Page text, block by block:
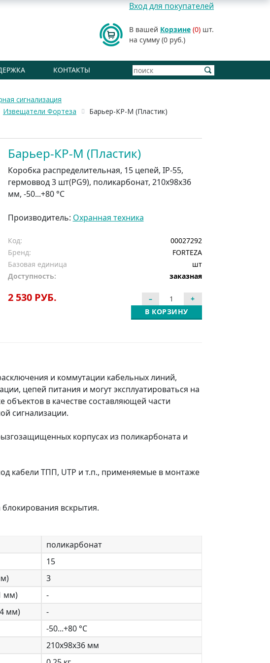
Вход для покупателей
В вашей Корзине (0) шт.
на сумму (0 руб.)
КОНТАКТЫ
сигнализация
Извещатели Фортеза Барьер-КР-М (Пластик)
Барьер-КР-М (Пластик)
Коробка распределительная, 15 цепей, IP-55,
гермоввод 3 шт(PG9), поликарбонат, 210х98х36
мм, -50...+80 °С
Производитель: Охранная техника
Код:
00027292
Бренд:
FORTEZA
Базовая единица
шт
Доступность:
заказная
2 530 РУБ.
В КОРЗИНУ
и коммутации кабельных линий,
цепей питания и могут эксплуатироваться на
в качестве составляющей части
сигнализации.
корпусах из поликарбоната и
кабели ТПП, UTP и т.п., применяемые в монтаже
вскрытия.
поликарбонат
15
3
мм)
-
мм)
-
-50...+80 °С
210х98х36 мм